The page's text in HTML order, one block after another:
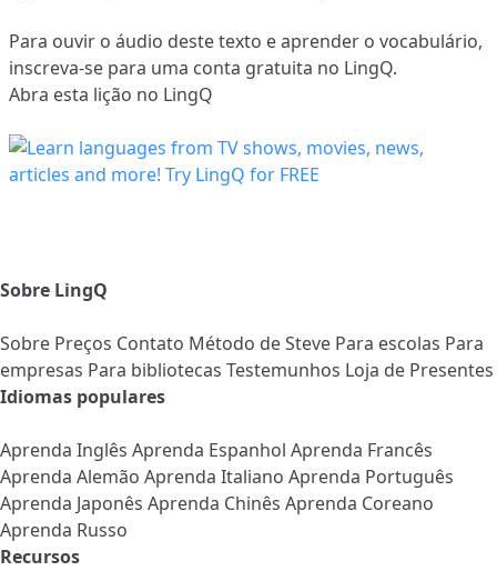
Para ouvir o áudio deste texto e aprender o vocabulário,
inscreva-se para uma conta gratuita no LingQ.
Abra esta lição no LingQ
Sobre LingQ
Sobre Preços Contato Método de Steve Para escolas Para
empresas Para bibliotecas Testemunhos Loja de Presentes
Idiomas populares
Aprenda Inglês Aprenda Espanhol Aprenda Francês
Aprenda Alemão Aprenda Italiano Aprenda Português
Aprenda Japonês Aprenda Chinês Aprenda Coreano
Aprenda Russo
Recursos